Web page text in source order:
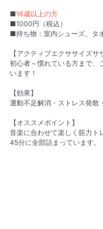
■16歳以上の方
■1000円（税込）
■持ち物：室内シューズ、タ
【アクティブエクササイズサ
初心者～慣れている方まで、
います！
【効果】
運動不足解消・ストレス発散
【オススメポイント】
音楽に合わせて楽しく筋力ト
45分に全部詰まっています。